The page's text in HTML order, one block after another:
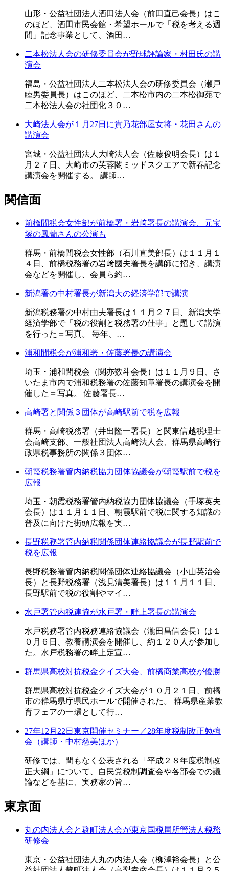
山形・公益社団法人酒田法人会（前田直己会長）はこ
のほど、酒田市民会館・希望ホールで「税を考える週
間」記念事業として、酒田…
二本松法人会の研修委員会が野球評論家・村田氏の講
演会
福島・公益社団法人二本松法人会の研修委員会（瀬戸
睦男委員長）はこのほど、二本松市内の二本松御苑で
二本松法人会の社団化３０…
大崎法人会が１月27日に貴乃花部屋女将・花田さんの
講演会
宮城・公益社団法人大崎法人会（佐藤俊明会長）は１
月２７日、大崎市の芙蓉閣ミッドスクエアで新春記念
講演会を開催する。 講師…
関信面
前橋間税会女性部が前橋署・岩﨑署長の講演会、元宝
塚の鳳蘭さんの公演も
群馬・前橋間税会女性部（石川直美部長）は１１月１
４日、前橋税務署の岩﨑國夫署長を講師に招き、講演
会などを開催し、会員ら約…
新潟署の中村署長が新潟大の経済学部で講演
新潟税務署の中村由夫署長は１１月２７日、新潟大学
経済学部で「税の役割と税務署の仕事」と題して講演
を行った＝写真。 毎年、…
浦和間税会が浦和署・佐藤署長の講演会
埼玉・浦和間税会（関亦数斗会長）は１１月９日、さ
いたま市内で浦和税務署の佐藤知章署長の講演会を開
催した＝写真。 佐藤署長…
高崎署と関係３団体が高崎駅前で税を広報
群馬・高崎税務署（井出隆一署長）と関東信越税理士
会高崎支部、一般社団法人高崎法人会、群馬県高崎行
政県税事務所の関係３団体…
朝霞税務署管内納税協力団体協議会が朝霞駅前で税を
広報
埼玉・朝霞税務署管内納税協力団体協議会（手塚英夫
会長）は１１月１１日、朝霞駅前で税に関する知識の
普及に向けた街頭広報を実…
長野税務署管内納税関係団体連絡協議会が長野駅前で
税を広報
長野税務署管内納税関係団体連絡協議会（小山英治会
長）と長野税務署（浅見清美署長）は１１月１１日、
長野駅前で税の役割やマイ…
水戸署管内税連協が水戸署・畔上署長の講演会
水戸税務署管内税務連絡協議会（瀧田昌信会長）は１
０月６日、教養講演会を開催し、約１２０人が参加し
た。水戸税務署の畔上定宣…
群馬県高校対抗税金クイズ大会、前橋商業高校が優勝
群馬県高校対抗税金クイズ大会が１０月２１日、前橋
市の群馬県庁県民ホールで開催された。 群馬県産業教
育フェアの一環として行…
27年12月22日東京開催セミナー／28年度税制改正勉強
会（講師・中村慈美ほか）
研修では、間もなく公表される「平成２８年度税制改
正大綱」について、自民党税制調査会や各部会での議
論などを基に、実務家の皆…
東京面
丸の内法人会と麹町法人会が東京国税局所管法人税務
研修会
東京・公益社団法人丸の内法人会（柳澤裕会長）と公